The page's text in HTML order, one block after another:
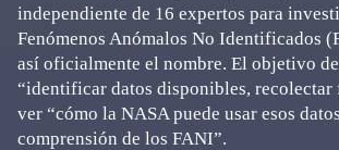
independiente de 16 expertos para
Fenómenos Anómalos No Identificados
así oficialmente el nombre. El objetivo
“identificar datos disponibles, recolectar
ver “cómo la NASA puede usar esos
comprensión de los FANI”.